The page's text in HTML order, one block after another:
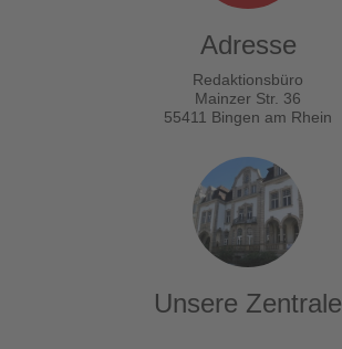
Adresse
Redaktionsbüro
Mainzer Str. 36
55411 Bingen am Rhein
Unsere Zentrale